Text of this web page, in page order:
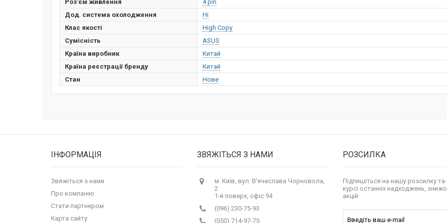
Роз'єм живлення
4 pin
Дод. система охолодження
Ні
Клас якості
High Copy
Сумісність
ASUS
Країна виробник
Китай
Країна реєстрації бренду
Китай
Стан
Нове
ІНФОРМАЦІЯ
Звяжіться з нами
Про компанію
Стати партнером
Карта сайту
ЗВЯЖІТЬСЯ З НАМИ
м. Київ, вул. В'ячеслава Чорновола,
2
1-й поверх, офіс 94
(096) 230-75-93
(050) 714-97-75
РОЗСИЛКА
Підпишіться на нашу розсилку та
курсі останніх надходжень,
акцій